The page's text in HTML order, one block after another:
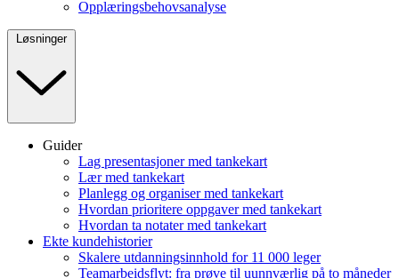
Opplæringsbehovsanalyse
Løsninger
Guider
Lag presentasjoner med tankekart
Lær med tankekart
Planlegg og organiser med tankekart
Hvordan prioritere oppgaver med tankekart
Hvordan ta notater med tankekart
Ekte kundehistorier
Skalere utdanningsinnhold for 11 000 leger
Teamarbeidsflyt: fra prøve til uunnværlig på to måneder